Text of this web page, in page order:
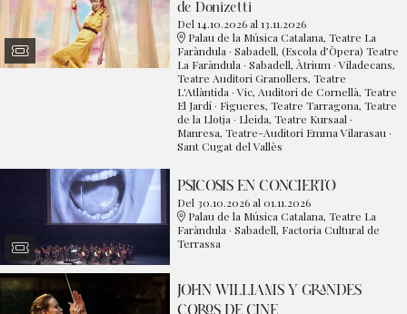
de Donizetti
Del 14.10.2026al 13.11.2026
Palau de la Música Catalana, Teatre La
Faràndula · Sabadell, (Escola d’Òpera) Teatre
La Faràndula · Sabadell, Àtrium · Viladecans,
Teatre Auditori Granollers, Teatre
L'Atlàntida · Vic, Auditori de Cornellà, Teatre
El Jardí · Figueres, Teatre Tarragona, Teatre
de la Llotja · Lleida, Teatre Kursaal ·
Manresa, Teatre-Auditori Emma Vilarasau ·
Sant Cugat del Vallès
PSICOSIS EN CONCIERTO
Del 30.10.2026al 01.11.2026
Palau de la Música Catalana, Teatre La
Faràndula · Sabadell, Factoria Cultural de
Terrassa
JOHN WILLIAMS Y GRANDES
COROS DE CINE